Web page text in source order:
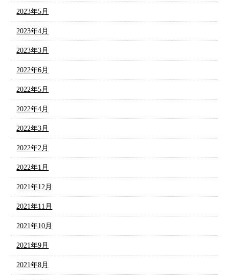
2023年5月
2023年4月
2023年3月
2022年6月
2022年5月
2022年4月
2022年3月
2022年2月
2022年1月
2021年12月
2021年11月
2021年10月
2021年9月
2021年8月